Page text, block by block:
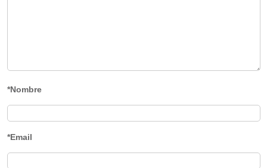
*Nombre
*Email